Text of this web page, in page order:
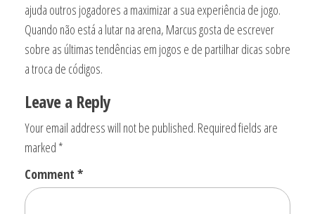
ajuda outros jogadores a maximizar a sua experiência de jogo.
Quando não está a lutar na arena, Marcus gosta de escrever
sobre as últimas tendências em jogos e de partilhar dicas sobre
a troca de códigos.
Leave a Reply
Your email address will not be published. Required fields are
marked *
Comment *